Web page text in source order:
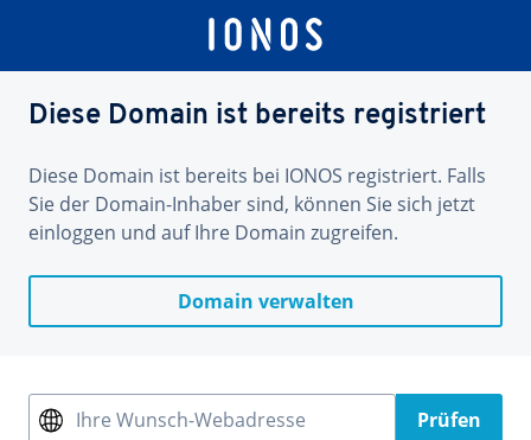
Diese Domain ist bereits registriert
Diese Domain ist bereits bei IONOS registriert. Falls
Sie der Domain-Inhaber sind, können Sie sich jetzt
einloggen und auf Ihre Domain zugreifen.
Domain verwalten
Ihre Wunsch-Webadresse Prüfen